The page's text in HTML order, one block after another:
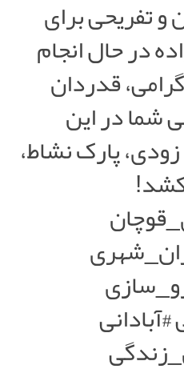
تفریحی برای
در حال انجام
قدردان
شما در این
پارک نشاط،